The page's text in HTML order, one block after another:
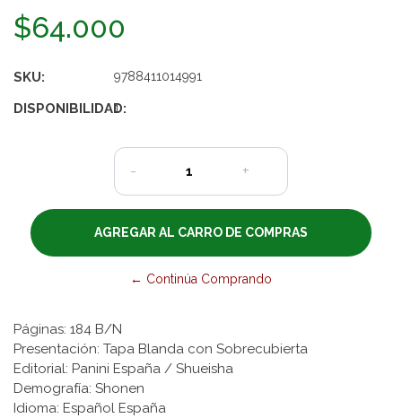
$64.000
SKU: 9788411014991
DISPONIBILIDAD:
1
- +
← Continúa Comprando
Páginas: 184 B/N
Presentación: Tapa Blanda con Sobrecubierta
Editorial: Panini España / Shueisha
Demografía: Shonen
Idioma: Español España